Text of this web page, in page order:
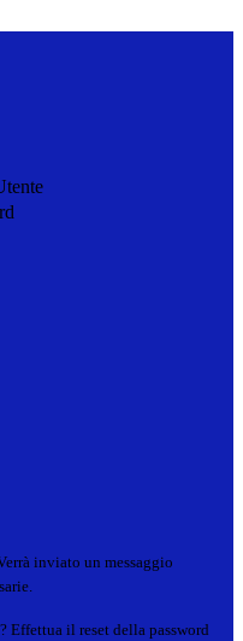
inviato un messaggio
Effettua il reset della password